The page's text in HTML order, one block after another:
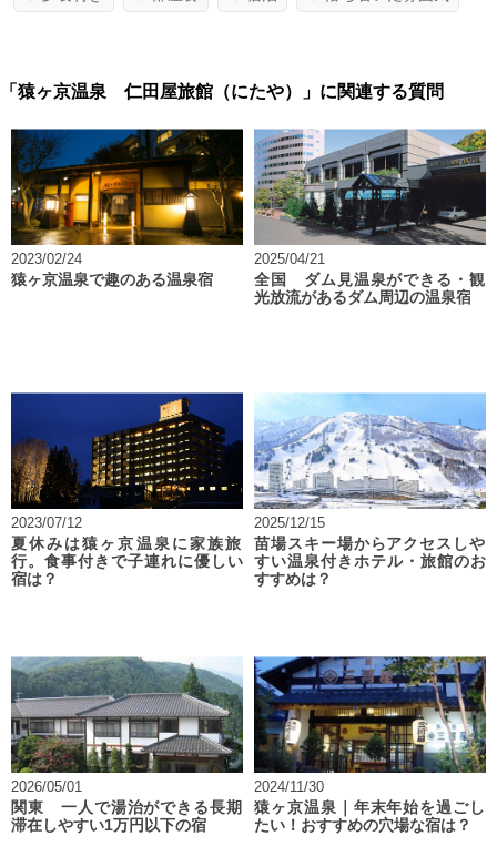
「猿ヶ京温泉 仁田屋旅館（にたや）」に関連する質問
2023/02/24
猿ヶ京温泉で趣のある温泉宿
2025/04/21
全国 ダム見温泉ができる・観
光放流があるダム周辺の温泉宿
2023/07/12
夏休みは猿ヶ京温泉に家族旅
行。食事付きで子連れに優しい
宿は？
2025/12/15
苗場スキー場からアクセスしや
すい温泉付きホテル・旅館のお
すすめは？
2026/05/01
関東 一人で湯治ができる長期
滞在しやすい1万円以下の宿
2024/11/30
猿ヶ京温泉｜年末年始を過ごし
たい！おすすめの穴場な宿は？